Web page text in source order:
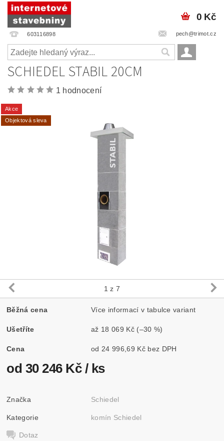
603116898 pech@trimot.cz
0 Kč
SCHIEDEL STABIL 20CM
1 hodnocení
Akce
Objektová sleva
1 z 7
Běžná cena Více informací v tabulce variant
Ušetříte až 18 069 Kč (–30 %)
Cena od 24 996,69 Kč bez DPH
od 30 246 Kč / ks
Značka Schiedel
Kategorie komín Schiedel
Dotaz